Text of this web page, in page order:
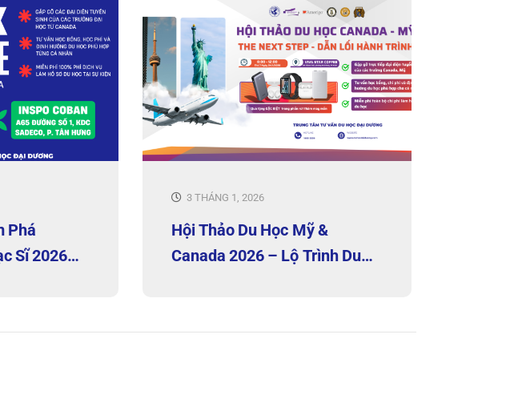
Phá
Sĩ 2026
3 THÁNG 1, 2026
Hội Thảo Du Học Mỹ &
Canada 2026 – Lộ Trình Du